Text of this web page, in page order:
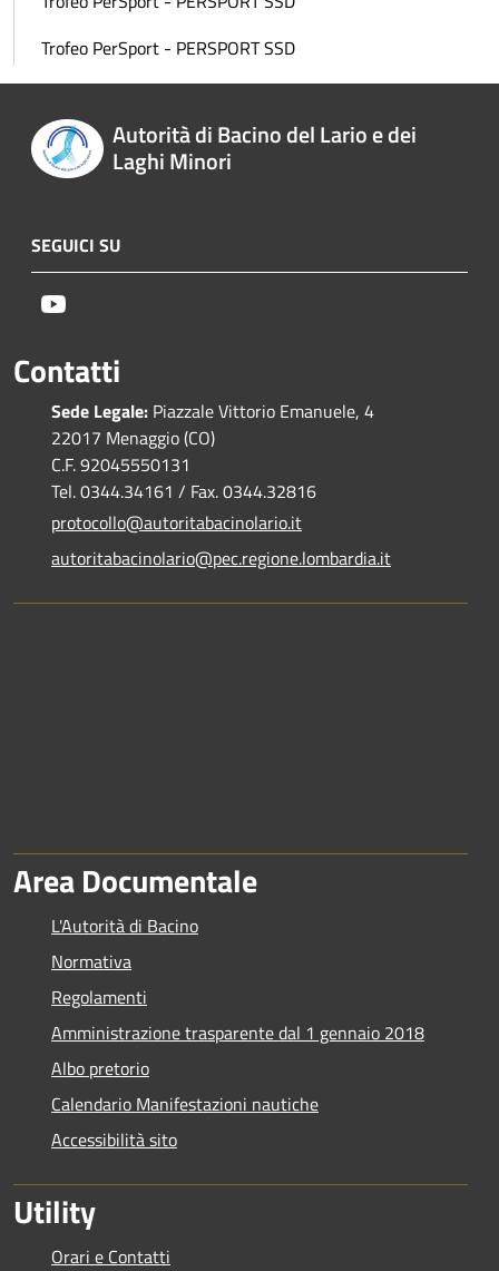
Trofeo PerSport - PERSPORT SSD
Autorità di Bacino del Lario e dei
Laghi Minori
SEGUICI SU
Contatti
Sede Legale: Piazzale Vittorio Emanuele, 4
22017 Menaggio (CO)
C.F. 92045550131
Tel. 0344.34161 / Fax. 0344.32816
protocollo@autoritabacinolario.it
autoritabacinolario@pec.regione.lombardia.it
Area Documentale
L'Autorità di Bacino
Normativa
Regolamenti
Amministrazione trasparente dal 1 gennaio 2018
Albo pretorio
Calendario Manifestazioni nautiche
Accessibilità sito
Utility
Orari e Contatti